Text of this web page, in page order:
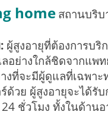
home สถานบริบ
ผู้สูงอายุที่ต้องการบริ
อย่างใกล้ชิดจากแพ
งที่จะมีผู้ดูแลที่เฉพาะ
ด้วย ผู้สูงอายุจะได้รับ
ชั่วโมง ทั้งในด้านอ